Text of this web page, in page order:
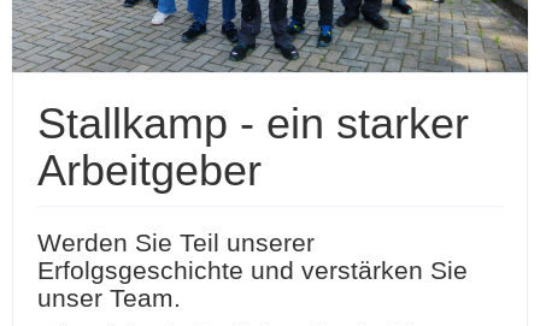
Stallkamp - ein starker
Arbeitgeber
Werden Sie Teil unserer
Erfolgsgeschichte und verstärken Sie
unser Team.